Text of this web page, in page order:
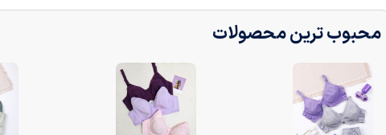
محبوب ترین محصولات